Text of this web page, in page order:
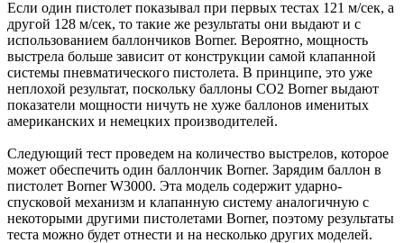
Если один пистолет показывал при первых тестах 121 м/сек, а
другой 128 м/сек, то такие же результаты они выдают и с
использованием баллончиков Borner. Вероятно, мощность
выстрела больше зависит от конструкции самой клапанной
системы пневматического пистолета. В принципе, это уже
неплохой результат, поскольку баллоны CO2 Borner выдают
показатели мощности ничуть не хуже баллонов именитых
американских и немецких производителей.
Следующий тест проведем на количество выстрелов, которое
может обеспечить один баллончик Borner. Зарядим баллон в
пистолет Borner W3000. Эта модель содержит ударно-
спусковой механизм и клапанную систему аналогичную с
некоторыми другими пистолетами Borner, поэтому результаты
теста можно будет отнести и на несколько других моделей.